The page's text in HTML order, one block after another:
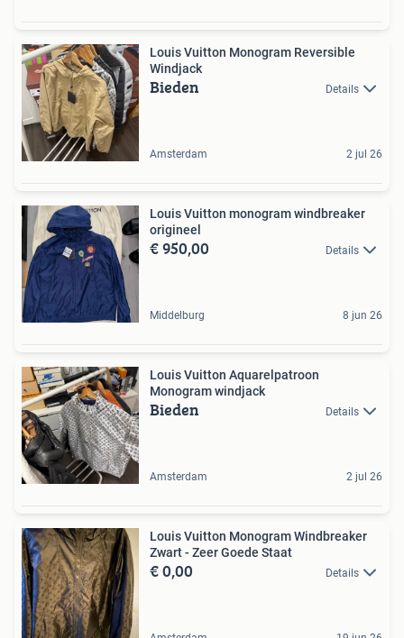
Louis Vuitton Monogram Reversible
Windjack
Bieden Details
Amsterdam 2 jul 26
Louis Vuitton monogram windbreaker
origineel
€ 950,00 Details
Middelburg 8 jun 26
Louis Vuitton Aquarelpatroon
Monogram windjack
Bieden Details
Amsterdam 2 jul 26
Louis Vuitton Monogram Windbreaker
Zwart - Zeer Goede Staat
€ 0,00 Details